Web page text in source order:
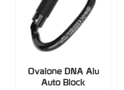
Ovalone DNA Alu
Auto Block